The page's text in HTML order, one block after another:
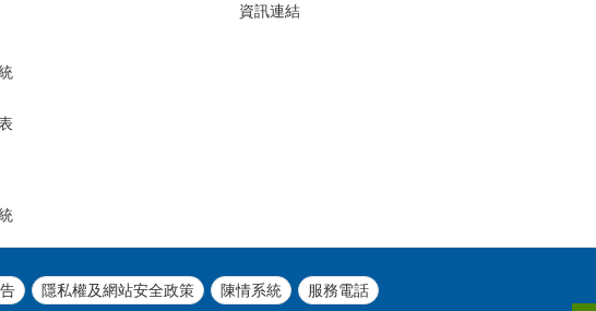
資訊連結
隱私權及網站安全政策 陳情系統 服務電話